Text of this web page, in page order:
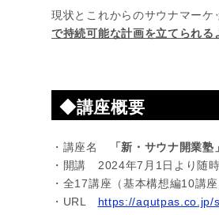
現状とこれからのサウナマーケ
で持続可能な計画を立てられる
◆講座概要
・講座名
「新・サウナ開業塾」
・開講 2024年7月1日より随
・全17講座（基本構想編10講
・URL https://aqutpas.co.jp/